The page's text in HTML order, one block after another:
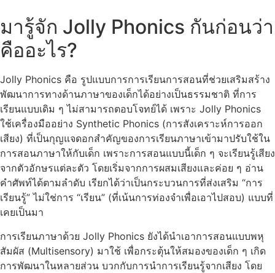
มารู้จัก Jolly Phonics กันก่อนว่า
คืออะไร?
Jolly Phonics คือ รูปแบบการการเรียนการสอนที่ช่วยเสริมสร้าง
พัฒนาการทางด้านภาษาของเด็กได้อย่างเป็นธรรมชาติ ที่การ
เรียนแบบเดิม ๆ ไม่สามารถตอบโจทย์ได้ เพราะ Jolly Phonics
ใช้เครื่องมืออย่าง Synthetic Phonics (การสังเคราะห์การออก
เสียง) ที่เป็นกุญแจดอกสำคัญของการเรียนภาษาเข้ามาปรับใช้ใน
การสอนภาษาให้กับเด็ก เพราะการสอนแบบนี้เด็ก ๆ จะเรียนรู้เสียง
จากตัวอักษรแต่ละตัว โดยเริ่มจากการผสมเสียงและค่อย ๆ อ่าน
คำศัพท์ได้ตามลำดับ เรียกได้ว่าเป็นกระบวนการที่ส่งเสริม “การ
เรียนรู้” ไม่ใช่การ “เรียน” (ที่เน้นการท่องจำเพื่อเอาไปสอบ) แบบที่
เคยเป็นมา
การเรียนภาษาด้วย Jolly Phonics ยังได้นำเอาการสอนแบบพหุ
สัมผัส (Multisensory) มาใช้ เพื่อกระตุ้นให้สมองของเด็ก ๆ เกิด
การพัฒนาในหลายส่วน บวกกับการนำการเรียนรู้จากเสียง โดย